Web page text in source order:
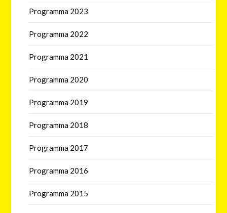
Programma 2023
Programma 2022
Programma 2021
Programma 2020
Programma 2019
Programma 2018
Programma 2017
Programma 2016
Programma 2015